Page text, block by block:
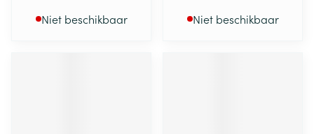
Niet beschikbaar Niet beschikbaar